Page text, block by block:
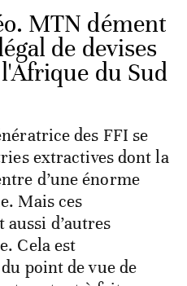
MTN dément
de devises
du Sud
des FFI se
extractives dont la
d’une énorme
Mais ces
d’autres
Cela est
point de vue de